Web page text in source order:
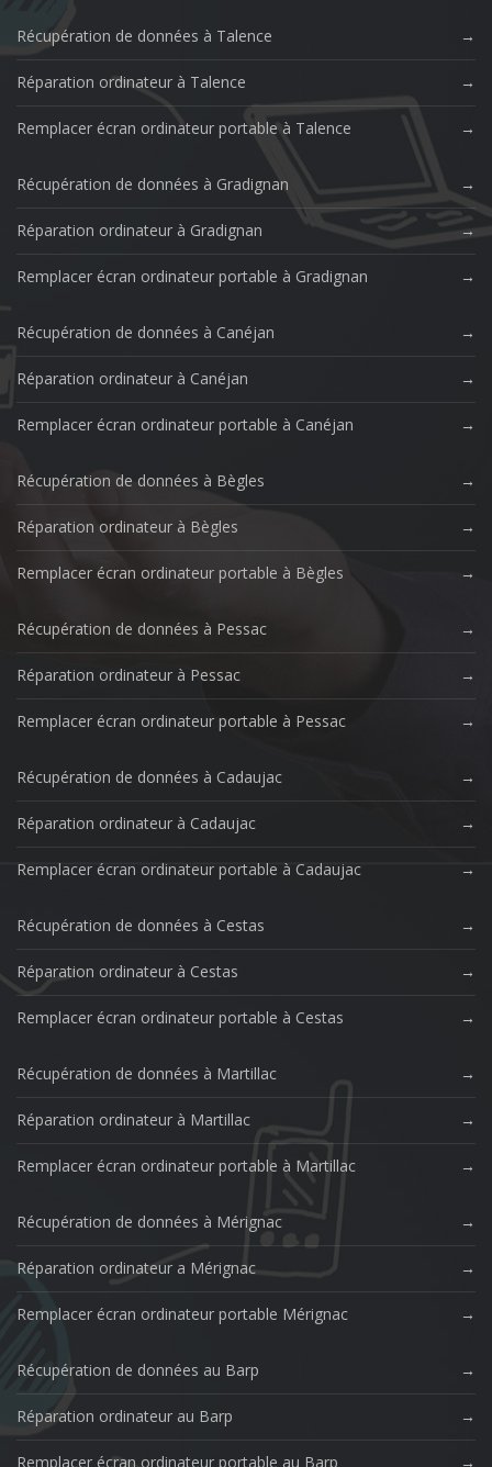
Récupération de données à Talence
Réparation ordinateur à Talence
Remplacer écran ordinateur portable à Talence
Récupération de données à Gradignan
Réparation ordinateur à Gradignan
Remplacer écran ordinateur portable à Gradignan
Récupération de données à Canéjan
Réparation ordinateur à Canéjan
Remplacer écran ordinateur portable à Canéjan
Récupération de données à Bègles
Réparation ordinateur à Bègles
Remplacer écran ordinateur portable à Bègles
Récupération de données à Pessac
Réparation ordinateur à Pessac
Remplacer écran ordinateur portable à Pessac
Récupération de données à Cadaujac
Réparation ordinateur à Cadaujac
Remplacer écran ordinateur portable à Cadaujac
Récupération de données à Cestas
Réparation ordinateur à Cestas
Remplacer écran ordinateur portable à Cestas
Récupération de données à Martillac
Réparation ordinateur à Martillac
Remplacer écran ordinateur portable à Martillac
Récupération de données à Mérignac
Réparation ordinateur a Mérignac
Remplacer écran ordinateur portable Mérignac
Récupération de données au Barp
Réparation ordinateur au Barp
Remplacer écran ordinateur portable au Barp